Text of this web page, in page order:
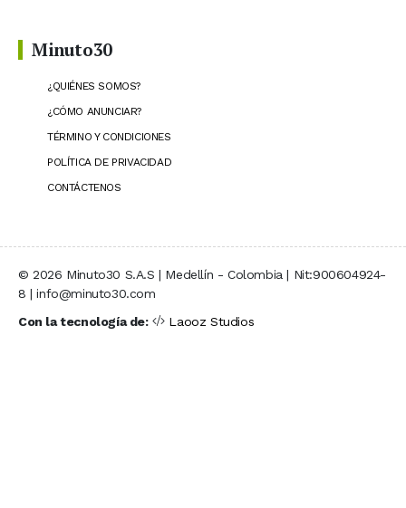
Minuto30
¿QUIÉNES SOMOS?
¿CÓMO ANUNCIAR?
TÉRMINO Y CONDICIONES
POLÍTICA DE PRIVACIDAD
CONTÁCTENOS
© 2026 Minuto30 S.A.S | Medellín - Colombia | Nit:900604924-
8 | info@minuto30.com
Con la tecnología de:
Laooz Studios